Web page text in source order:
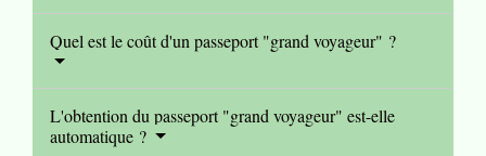
Quel est le coût d'un passeport "grand voyageur" ?
L'obtention du passeport "grand voyageur" est-elle
automatique ?